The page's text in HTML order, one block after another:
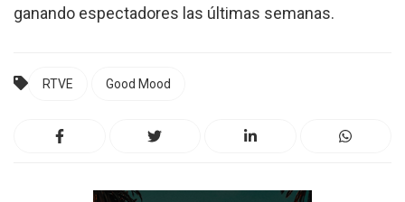
ganando espectadores las últimas semanas.
RTVE Good Mood